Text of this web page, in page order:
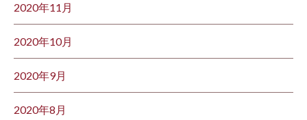
2020年11月
2020年10月
2020年9月
2020年8月